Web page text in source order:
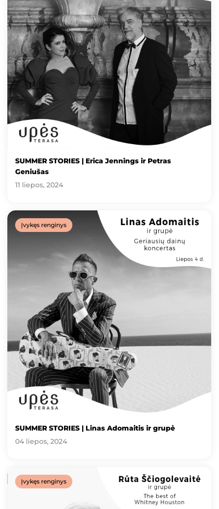
SUMMER STORIES | Erica Jennings ir Petras
Geniušas
11 liepos, 2024
Įvykęs renginys
SUMMER STORIES | Linas Adomaitis ir grupė
04 liepos, 2024
Įvykęs renginys